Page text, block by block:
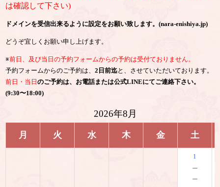
は確認して下さい)
ドメインを受信出来るように設定をお願い致します。(nara-enishiya.jp)
どうぞ宜しくお願い申し上げます。
※前日、及び当日の予約フォームからの予約は受付ておりません。
予約フォームからのご予約は、2日前迄と、させていただいております。
前日・当日のご予約は、お電話または公式LINEにてご連絡下さい。
(9:30〜18:00)
2026年8月
月 火 水 木 金 土
1
－
－